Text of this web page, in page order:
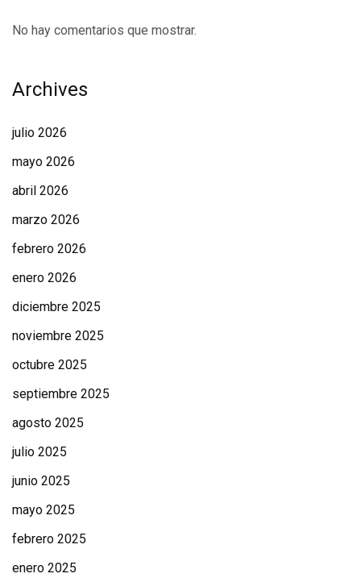
No hay comentarios que mostrar.
Archives
julio 2026
mayo 2026
abril 2026
marzo 2026
febrero 2026
enero 2026
diciembre 2025
noviembre 2025
octubre 2025
septiembre 2025
agosto 2025
julio 2025
junio 2025
mayo 2025
febrero 2025
enero 2025